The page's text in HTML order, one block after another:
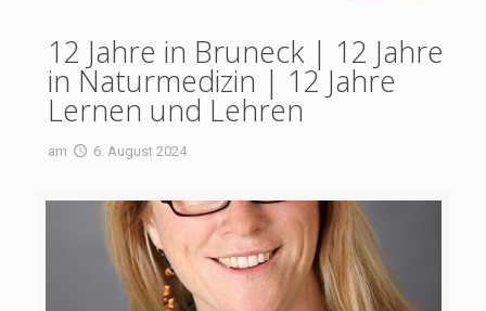
12 Jahre in Bruneck | 12 Jahre
in Naturmedizin | 12 Jahre
Lernen und Lehren
am 6. August 2024